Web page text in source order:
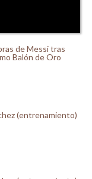
de Messi tras
Balón de Oro
(entrenamiento)